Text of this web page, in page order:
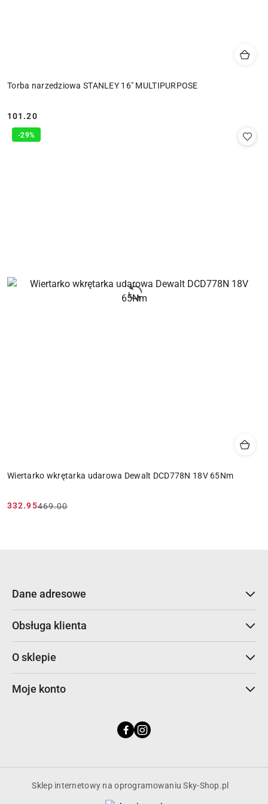
Torba narzedziowa STANLEY 16" MULTIPURPOSE
Cena:
101.20
Wiertarko wkrętarka udarowa Dewalt DCD778N 18V 65Nm
Cena
332.95
Cena
469.00
-29%
Dane adresowe
Obsługa klienta
O sklepie
Moje konto
Sklep internetowy na oprogramowaniu Sky-Shop.pl